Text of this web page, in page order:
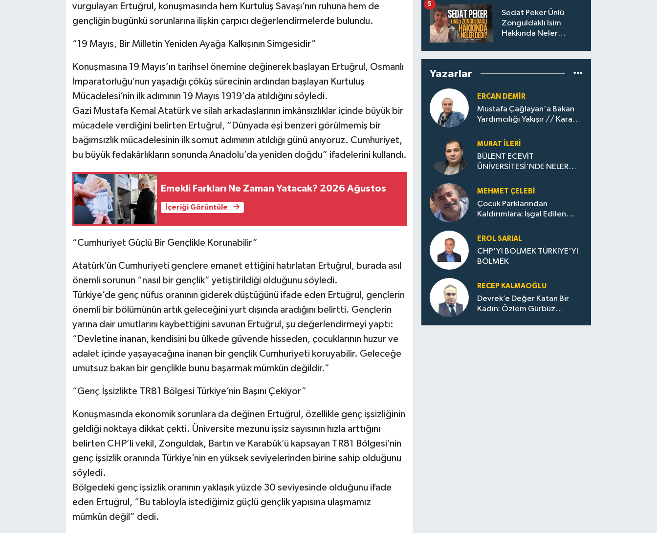
vurgulayan Ertuğrul, konuşmasında hem Kurtuluş Savaşı’nın ruhuna hem de
gençliğin bugünkü sorunlarına ilişkin çarpıcı değerlendirmelerde bulundu.
“19 Mayıs, Bir Milletin Yeniden Ayağa Kalkışının Simgesidir”
Konuşmasına 19 Mayıs’ın tarihsel önemine değinerek başlayan Ertuğrul, Osmanlı
İmparatorluğu’nun yaşadığı çöküş sürecinin ardından başlayan Kurtuluş
Mücadelesi’nin ilk adımının 19 Mayıs 1919’da atıldığını söyledi.
Gazi Mustafa Kemal Atatürk ve silah arkadaşlarının imkânsızlıklar içinde büyük bir
mücadele verdiğini belirten Ertuğrul, “Dünyada eşi benzeri görülmemiş bir
bağımsızlık mücadelesinin ilk somut adımının atıldığı günü anıyoruz. Cumhuriyet,
bu büyük fedakârlıkların sonunda Anadolu’da yeniden doğdu” ifadelerini kullandı.
Emekli Farkları Ne Zaman Yatacak? 2026 Ağustos
İçeriği Görüntüle
“Cumhuriyet Güçlü Bir Gençlikle Korunabilir”
Atatürk’ün Cumhuriyeti gençlere emanet ettiğini hatırlatan Ertuğrul, burada asıl
önemli sorunun “nasıl bir gençlik” yetiştirildiği olduğunu söyledi.
Türkiye’de genç nüfus oranının giderek düştüğünü ifade eden Ertuğrul, gençlerin
önemli bir bölümünün artık geleceğini yurt dışında aradığını belirtti. Gençlerin
yarına dair umutlarını kaybettiğini savunan Ertuğrul, şu değerlendirmeyi yaptı:
“Devletine inanan, kendisini bu ülkede güvende hisseden, çocuklarının huzur ve
adalet içinde yaşayacağına inanan bir gençlik Cumhuriyeti koruyabilir. Geleceğe
umutsuz bakan bir gençlikle bunu başarmak mümkün değildir.”
“Genç İşsizlikte TR81 Bölgesi Türkiye’nin Başını Çekiyor”
Konuşmasında ekonomik sorunlara da değinen Ertuğrul, özellikle genç işsizliğinin
geldiği noktaya dikkat çekti. Üniversite mezunu işsiz sayısının hızla arttığını
belirten CHP’li vekil, Zonguldak, Bartın ve Karabük’ü kapsayan TR81 Bölgesi’nin
genç işsizlik oranında Türkiye’nin en yüksek seviyelerinden birine sahip olduğunu
söyledi.
Bölgedeki genç işsizlik oranının yaklaşık yüzde 30 seviyesinde olduğunu ifade
eden Ertuğrul, “Bu tabloyla istediğimiz güçlü gençlik yapısına ulaşmamız
mümkün değil” dedi.
Sedat Peker Ünlü
Zonguldaklı İsim
Hakkında Neler
5
Yazarlar
ERCAN DEMIR
Mustafa Çağlayan'a Bakan
Yardımcılığı Yakışır // ​Kara
Zonguldak'ın Dönüşümü..
MURAT İLERI
BÜLENT ECEVİT
ÜNİVERSİTESİ'NDE NELER
MEHMET ÇELEBI
Çocuk Parklarından
Kaldırımlara: İşgal Edilen
Evler Çöp Dolu
EROL SARIAL
CHP'Yİ BÖLMEK TÜRKİYE'Yİ
BÖLMEK
RECEP KALMAOĞLU
Devrek’e Değer Katan Bir
Kadın: Özlem Gürbüz